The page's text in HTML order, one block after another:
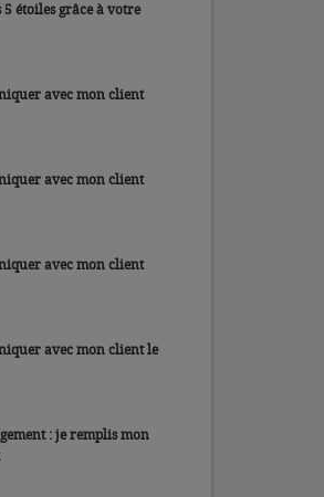
étoiles grâce à votre
avec mon client
avec mon client
avec mon client
avec mon client le
: je remplis mon